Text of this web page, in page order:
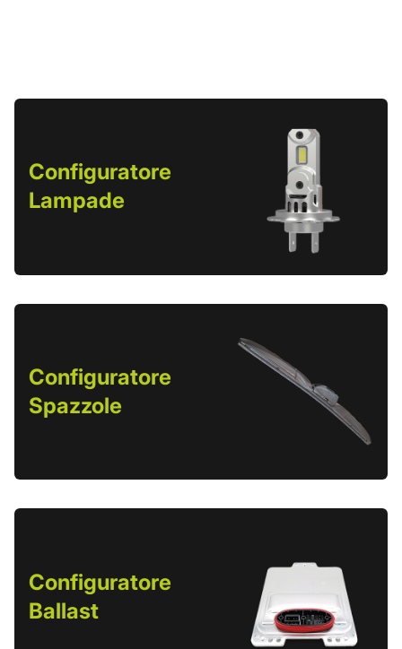
Configuratore
Lampade
Configuratore
Spazzole
Configuratore
Ballast